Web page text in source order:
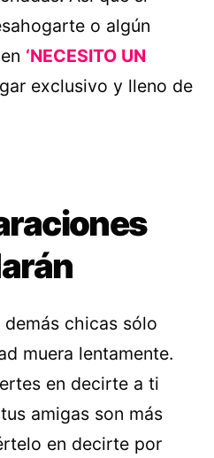
o algún
‘NECESITO UN
exclusivo y lleno de
chicas sólo
muera lentamente.
en decirte a ti
amigas son más
en decirte por